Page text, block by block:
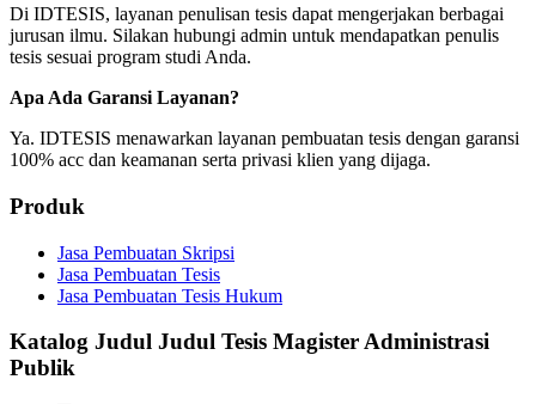
Di IDTESIS, layanan penulisan tesis dapat mengerjakan berbagai
jurusan ilmu. Silakan hubungi admin untuk mendapatkan penulis
tesis sesuai program studi Anda.
Apa Ada Garansi Layanan?
Ya. IDTESIS menawarkan layanan pembuatan tesis dengan garansi
100% acc dan keamanan serta privasi klien yang dijaga.
Produk
Jasa Pembuatan Skripsi
Jasa Pembuatan Tesis
Jasa Pembuatan Tesis Hukum
Katalog Judul Judul Tesis Magister Administrasi
Publik